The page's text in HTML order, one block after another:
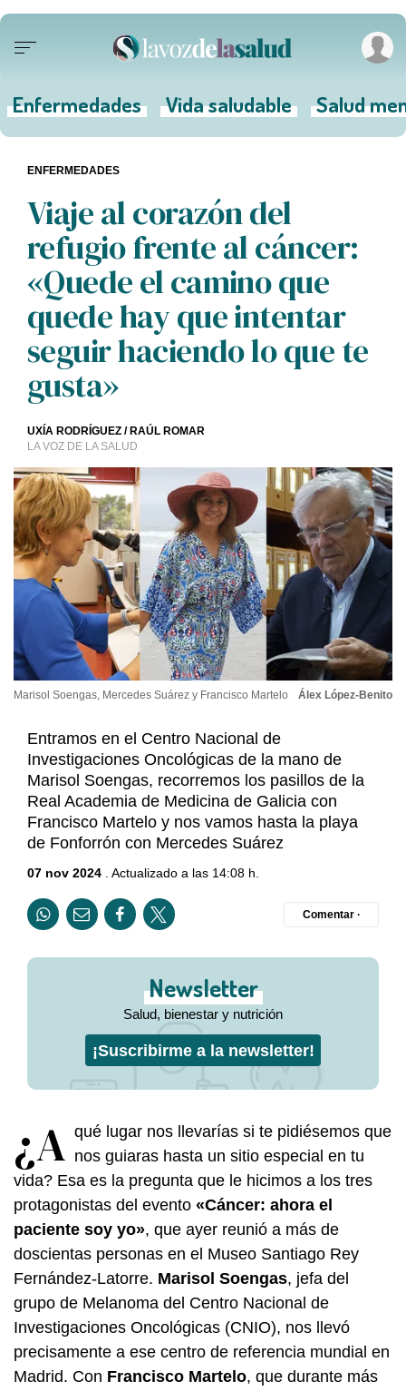
Enfermedades Vida saludable Salud
Viaje al corazón del
refugio frente al cáncer:
«Quede el camino que
quede hay que intentar
seguir haciendo lo que te
gusta»
UXÍA RODRÍGUEZ /RAÚL ROMAR
LA VOZ DE LA SALUD
ENFERMEDADES
Marisol Soengas, Mercedes Suárez y Francisco Martelo Álex López-Benito
Entramos en el Centro Nacional de
Investigaciones Oncológicas de la mano de
Marisol Soengas, recorremos los pasillos de la
Real Academia de Medicina de Galicia con
Francisco Martelo y nos vamos hasta la playa
de Fonforrón con Mercedes Suárez
07 nov 2024 . Actualizado a las 14:08 h.
Comentar ·
Newsletter
Salud, bienestar y nutrición
¡Suscribirme a la newsletter!
¿A qué lugar nos llevarías si te pidiésemos que
nos guiaras hasta un sitio especial en tu
vida? Esa es la pregunta que le hicimos a los tres
protagonistas del evento «Cáncer: ahora el
paciente soy yo», que ayer reunió a más de
doscientas personas en el Museo Santiago Rey
Fernández-Latorre. Marisol Soengas, jefa del
grupo de Melanoma del Centro Nacional de
Investigaciones Oncológicas (CNIO), nos llevó
precisamente a ese centro de referencia mundial en
Madrid. Con Francisco Martelo, que durante más